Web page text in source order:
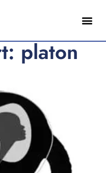
platon